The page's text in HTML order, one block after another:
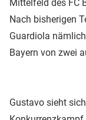
Mittelfeld des FC
Nach bisherigen
Guardiola
Bayern von zwei
Gustavo sieht